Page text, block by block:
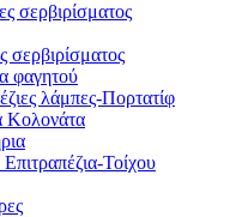
σερβιρίσματος
σερβιρίσματος
φαγητού
λάμπες-Πορτατίφ
Κολονάτα
Τοίχου